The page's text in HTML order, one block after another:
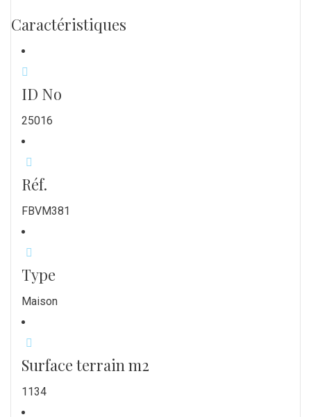
Caractéristiques
ID No
25016
Réf.
FBVM381
Type
Maison
Surface terrain m2
1134